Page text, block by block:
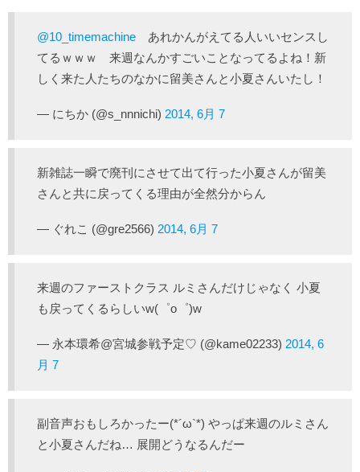
@10_timemachine あれかんがえてる人いいセンスし
てるｗｗｗ 来週なんかすごいことなってるよね！新
しく来た人たちのなかに留美さんと小夏さんいたし！
— にちか (@s_nnnichi) 2014, 6月 7
新雑誌一瞬で廃刊にさせて出て行った小夏さんが留美
さんと共に戻ってくる理由が全然分からん
— ぐれこ (@gre2566) 2014, 6月 7
来週のファーストクラス ルミさんだけじゃなく 小夏
も戻ってくるらしいw(゜o゜)w
— 永本環希@宮城参戦予定♡ (@kame02233) 2014, 6
月 7
副音声おもしろかったー(*´ω`*) やっぱ来週のルミさん
と小夏さんだね… 展開どうなるんだー